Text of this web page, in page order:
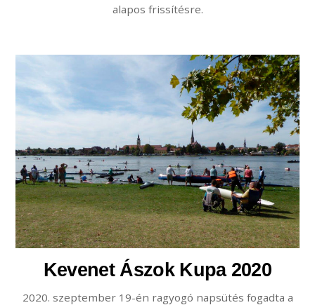
alapos frissítésre.
Kevenet Ászok Kupa 2020
2020. szeptember 19-én ragyogó napsütés fogadta a